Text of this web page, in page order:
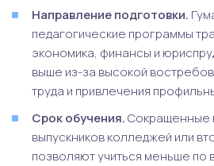
Направление подготовки.
педагогические программы
экономика, финансы и
выше из-за высокой
труда и привлечения
Срок обучения.Сокращенные
выпускников колледжей или
позволяют учиться меньше по